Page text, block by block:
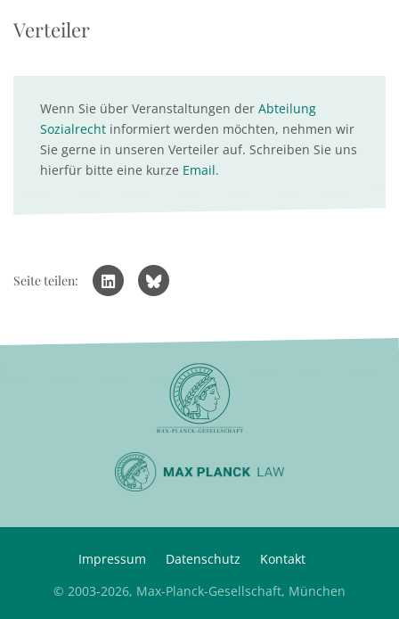
Verteiler
Wenn Sie über Veranstaltungen der Abteilung
Sozialrecht informiert werden möchten, nehmen wir
Sie gerne in unseren Verteiler auf. Schreiben Sie uns
hierfür bitte eine kurze Email.
Seite teilen:
Impressum Datenschutz
Kontakt
© 2003-2026, Max-Planck-Gesellschaft, München